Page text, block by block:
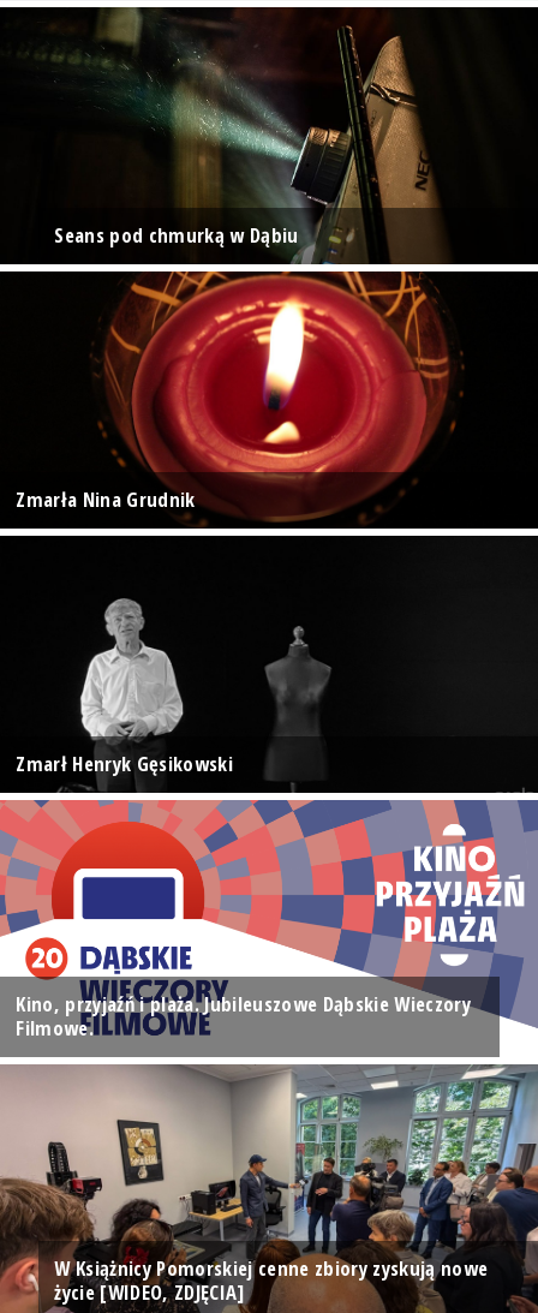
Seans pod chmurką w Dąbiu
Zmarła Nina Grudnik
Zmarł Henryk Gęsikowski
Kino, przyjaźń i plaża. Jubileuszowe Dąbskie Wieczory
Filmowe.
W Książnicy Pomorskiej cenne zbiory zyskują nowe
życie [WIDEO, ZDJĘCIA]